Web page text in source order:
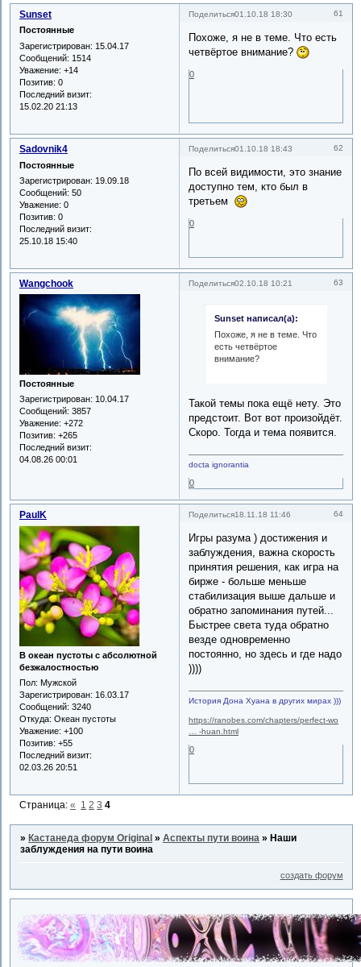
Поделиться 61
01.10.18 18:30
Sunset
Постоянные
Зарегистрирован: 15.04.17
Сообщений: 1514
Уважение: +14
Позитив: 0
Последний визит:
15.02.20 21:13
Похоже, я не в теме. Что есть
четвёртое внимание?
0
Поделиться 62
01.10.18 18:43
Sadovnik4
Постоянные
Зарегистрирован: 19.09.18
Сообщений: 50
Уважение: 0
Позитив: 0
Последний визит:
25.10.18 15:40
По всей видимости, это знание
доступно тем, кто был в
третьем
0
Поделиться 63
02.10.18 10:21
Wangchook
Постоянные
Зарегистрирован: 10.04.17
Сообщений: 3857
Уважение: +272
Позитив: +265
Последний визит:
04.08.26 00:01
Sunset написал(а):
Похоже, я не в теме. Что
есть четвёртое
внимание?
Такой темы пока ещё нету. Это
предстоит. Вот вот произойдёт.
Скоро. Тогда и тема появится.
docta ignorantia
0
Поделиться 64
18.11.18 11:46
PaulK
В океан пустоты с абсолютной
безжалостностью
Пол: Мужской
Зарегистрирован: 16.03.17
Сообщений: 3240
Откуда: Океан пустоты
Уважение: +100
Позитив: +55
Последний визит:
02.03.26 20:51
Игры разума ) достижения и
заблуждения, важна скорость
принятия решения, как игра на
бирже - больше меньше
стабилизация выше дальше и
обратно запоминания путей...
Быстрее света туда обратно
везде одновременно
постоянно, но здесь и где надо
))))
История Дона Хуана в других мирах )))
https://ranobes.com/chapters/perfect-wo
… -huan.html
0
Страница:« 1 2 3 4
» Кастанеда форум Original »Аспекты пути воина » Наши
заблуждения на пути воина
создать форум